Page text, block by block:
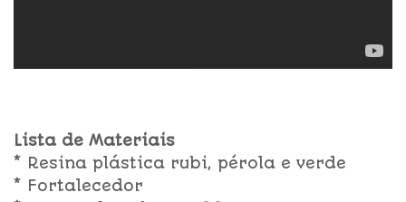
Lista de Materiais
* Resina plástica rubi, pérola e verde
* Fortalecedor